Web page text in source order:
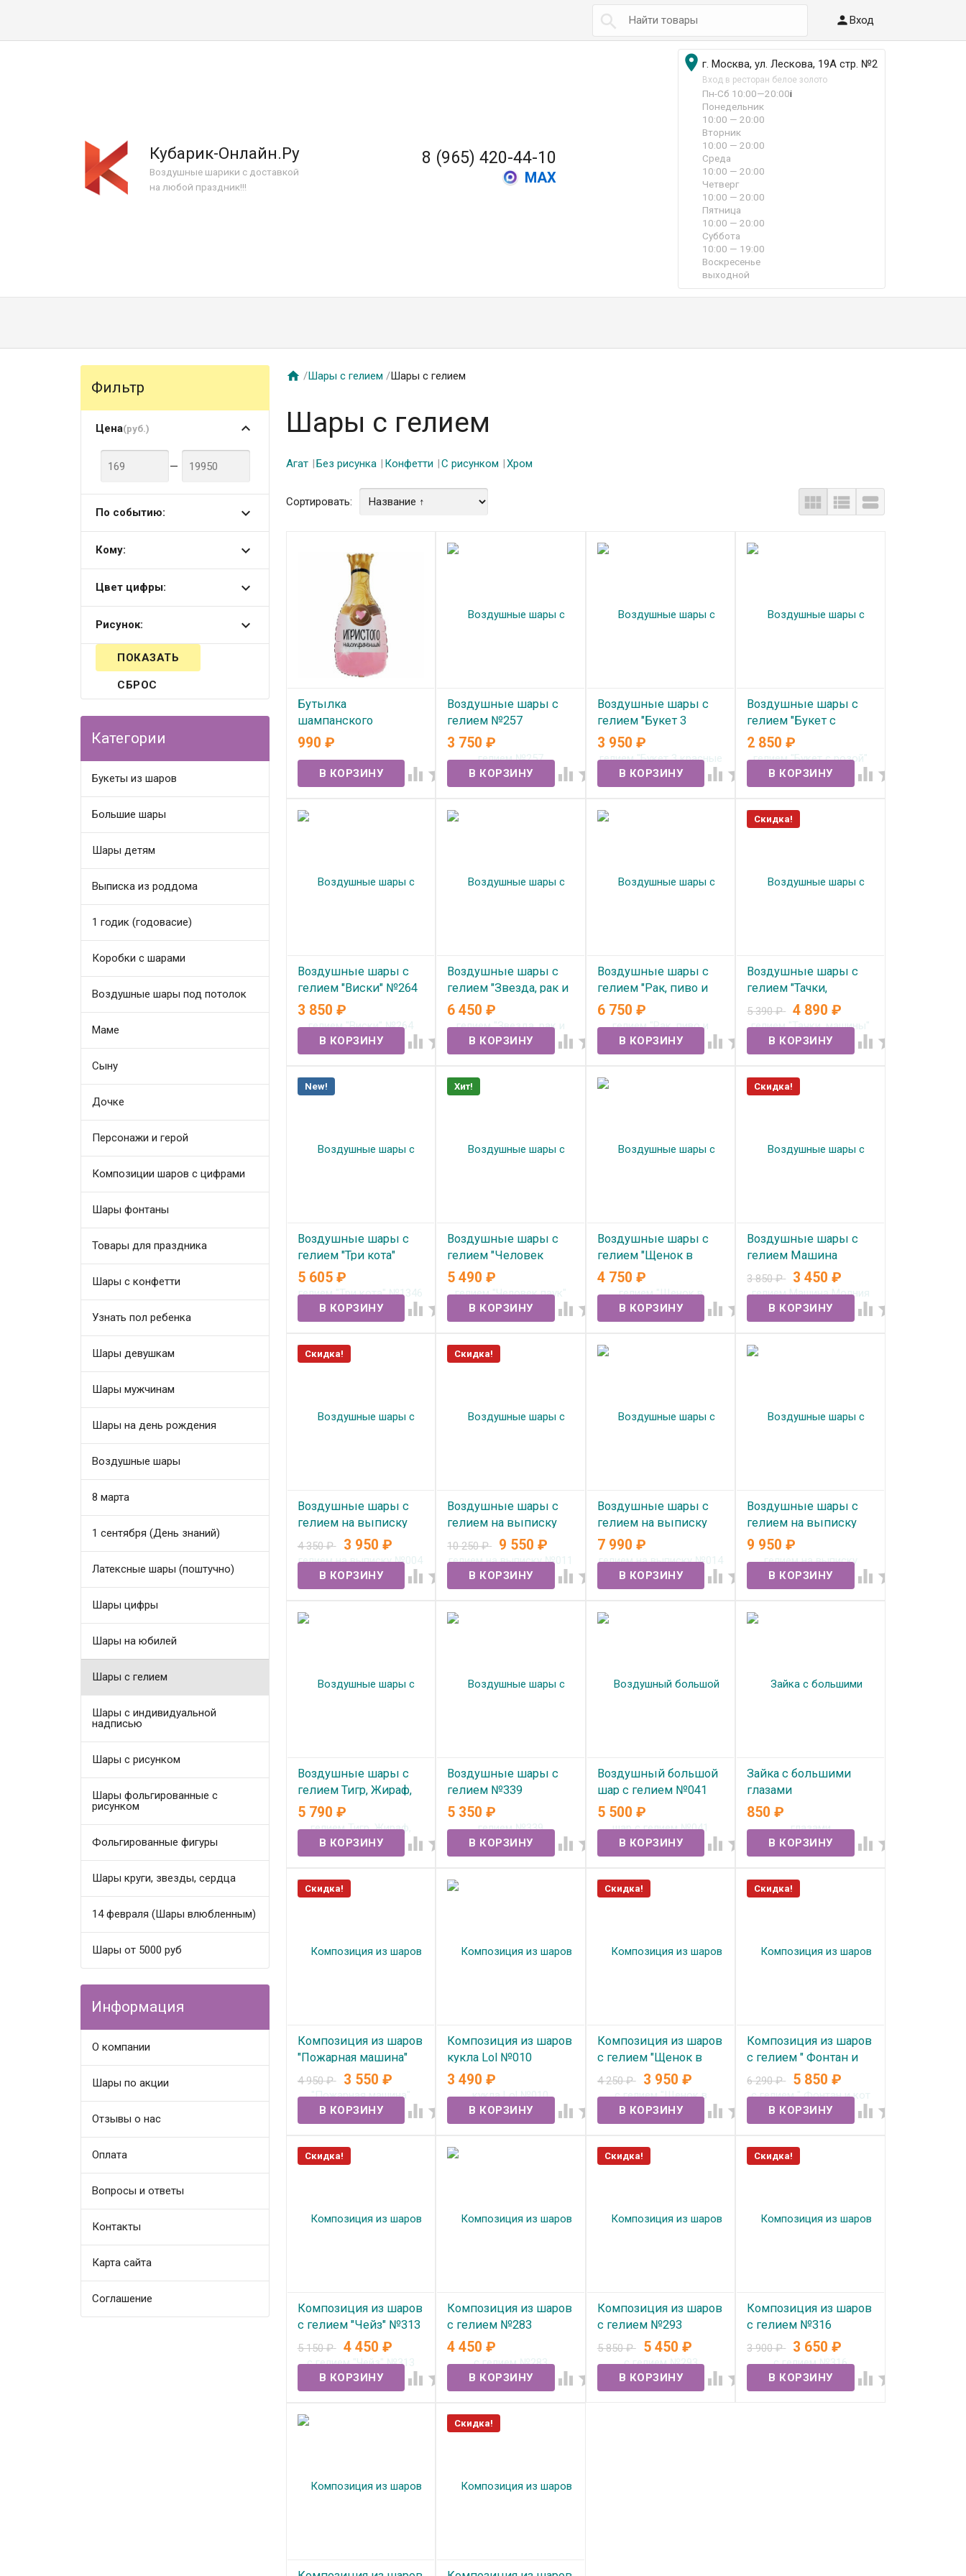
 Вход
Кубарик-Онлайн.Ру
Воздушные шарики с доставкой
на любой праздник!!!
8 (965) 420-44-10
MAX
 г. Москва, ул. Лескова, 19А стр. №2
Вход в ресторан белое золото
Пн-Сб 10:00—20:00i
Понедельник
10:00 — 20:00
Вторник
10:00 — 20:00
Среда
10:00 — 20:00
Четверг
10:00 — 20:00
Пятница
10:00 — 20:00
Суббота
10:00 — 19:00
Воскресенье
выходной
Фильтр
Цена(руб.)
—
По событию:
Кому:
Цвет цифры:
Рисунок:
СБРОС
Категории
Букеты из шаров
Большие шары
Шары детям
Выписка из роддома
1 годик (годовасие)
Коробки с шарами
Воздушные шары под потолок
Маме
Сыну
Дочке
Персонажи и герой
Композиции шаров с цифрами
Шары фонтаны
Товары для праздника
Шары с конфетти
Узнать пол ребенка
Шары девушкам
Шары мужчинам
Шары на день рождения
Воздушные шары
8 марта
1 сентября (День знаний)
Латексные шары (поштучно)
Шары цифры
Шары на юбилей
Шары с гелием
Шары с индивидуальной
надписью
Шары с рисунком
Шары фольгированные с
рисунком
Фольгированные фигуры
Шары круги, звезды, сердца
14 февраля (Шары влюбленным)
Шары от 5000 руб
Информация
О компании
Шары по акции
Отзывы о нас
Оплата
Вопросы и ответы
Контакты
Карта сайта
Соглашение
 /Шары с гелием /Шары с гелием
Шары с гелием
Агат Без рисунка Конфетти С рисунком Хром
Сортировать:   
Бутылка
шампанского
"Игристое
В наличии
990 ₽
 
Воздушные шары с
гелием №257
В наличии
3 750₽
 
Воздушные шары с
гелием "Букет 3
красные розы" №365
В наличии
3 950 ₽
 
Воздушные шары с
гелием "Букет с
розой" №362
В наличии
2 850₽
 
Воздушные шары с
гелием "Виски" №264
В наличии
3 850 ₽
 
Воздушные шары с
гелием "Звезда, рак и
пиво" №369
В наличии
6 450₽
 
Воздушные шары с
гелием "Рак, пиво и
Большой шар" №367
В наличии
6 750 ₽
 
Скидка!
Воздушные шары с
гелием "Тачки,
машины" №1459
В наличии
5 390₽ 4 890₽
 
New!
Воздушные шары с
гелием "Три кота"
№1346
В наличии
5 605 ₽
 
Хит!
Воздушные шары с
гелием "Человек
паук" №347
В наличии
5 490₽
 
Воздушные шары с
гелием "Щенок в
колпаке" №305
В наличии
4 750 ₽
 
Скидка!
Воздушные шары с
гелием Машина
Молния №309
В наличии
3 850₽ 3 450₽
 
Скидка!
Воздушные шары с
гелием на выписку
№004
В наличии
4 350₽ 3 950 ₽
 
Скидка!
Воздушные шары с
гелием на выписку
№011
В наличии
10 250₽ 9 550₽
 
Воздушные шары с
гелием на выписку
№014
В наличии
7 990 ₽
 
Воздушные шары с
гелием на выписку
№1007
В наличии
9 950₽
 
Воздушные шары с
гелием Тигр, Жираф,
Зебра №358
В наличии
5 790 ₽
 
Воздушные шары с
гелием №339
В наличии
5 350₽
 
Воздушный большой
шар с гелием №041
В наличии
5 500 ₽
 
Зайка с большими
глазами
В наличии
850₽
 
Скидка!
Композиция из шаров
"Пожарная машина"
№1393
В наличии
4 950₽ 3 550 ₽
 
Композиция из шаров
кукла Lol №010
В наличии
3 490₽
 
Скидка!
Композиция из шаров
с гелием "Щенок в
желтом" №349
В наличии
4 250₽ 3 950 ₽
 
Скидка!
Композиция из шаров
с гелием " Фонтан и
кот в колпаке" №346
В наличии
6 290₽ 5 850₽
 
Скидка!
Композиция из шаров
с гелием "Чейз" №313
В наличии
5 150₽ 4 450 ₽
 
Композиция из шаров
с гелием №283
В наличии
4 450₽
 
Скидка!
Композиция из шаров
с гелием №293
В наличии
5 850₽ 5 450 ₽
 
Скидка!
Композиция из шаров
с гелием №316
В наличии
3 900₽ 3 650₽
 
Скидка!